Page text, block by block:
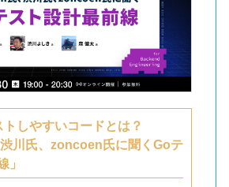
トしやすいコードとは？
川氏、zoncoen氏に聞くGoテ
」